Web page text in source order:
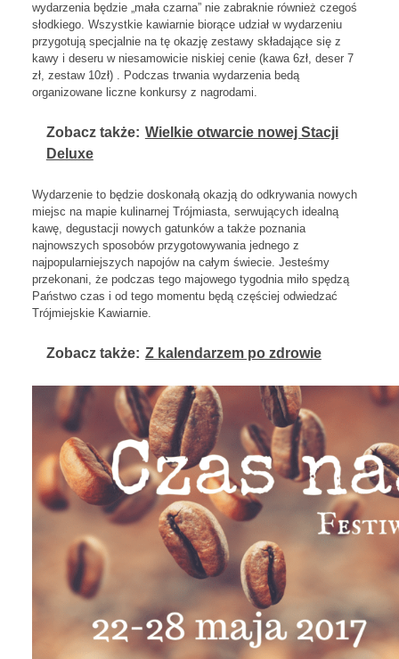
wydarzenia będzie „mała czarna” nie zabraknie również czegoś
słodkiego. Wszystkie kawiarnie biorące udział w wydarzeniu
przygotują specjalnie na tę okazję zestawy składające się z
kawy i deseru w niesamowicie niskiej cenie (kawa 6zł, deser 7
zł, zestaw 10zł) . Podczas trwania wydarzenia bedą
organizowane liczne konkursy z nagrodami.
Zobacz także: Wielkie otwarcie nowej Stacji
Deluxe
Wydarzenie to będzie doskonałą okazją do odkrywania nowych
miejsc na mapie kulinarnej Trójmiasta, serwujących idealną
kawę, degustacji nowych gatunków a także poznania
najnowszych sposobów przygotowywania jednego z
najpopularniejszych napojów na całym świecie. Jesteśmy
przekonani, że podczas tego majowego tygodnia miło spędzą
Państwo czas i od tego momentu będą częściej odwiedzać
Trójmiejskie Kawiarnie.
Zobacz także: Z kalendarzem po zdrowie